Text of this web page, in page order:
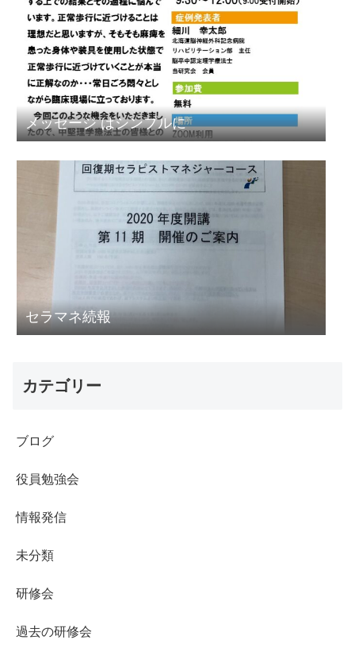
メッセージ はシンプルに
セラマネ続報
カテゴリー
ブログ
役員勉強会
情報発信
未分類
研修会
過去の研修会